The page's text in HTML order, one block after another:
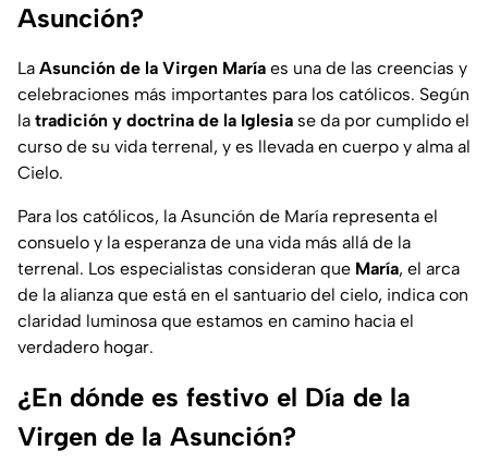
Asunción?
La Asunción de la Virgen María es una de las creencias y
celebraciones más importantes para los católicos. Según
la tradición y doctrina de la Iglesia se da por cumplido el
curso de su vida terrenal, y es llevada en cuerpo y alma al
Cielo.
Para los católicos, la Asunción de María representa el
consuelo y la esperanza de una vida más allá de la
terrenal. Los especialistas consideran que María, el arca
de la alianza que está en el santuario del cielo, indica con
claridad luminosa que estamos en camino hacia el
verdadero hogar.
¿En dónde es festivo el Día de la
Virgen de la Asunción?